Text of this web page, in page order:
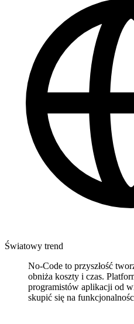
Światowy trend
No-Code to przyszłość
obniża koszty i czas.
programistów aplikacji od
skupić się na